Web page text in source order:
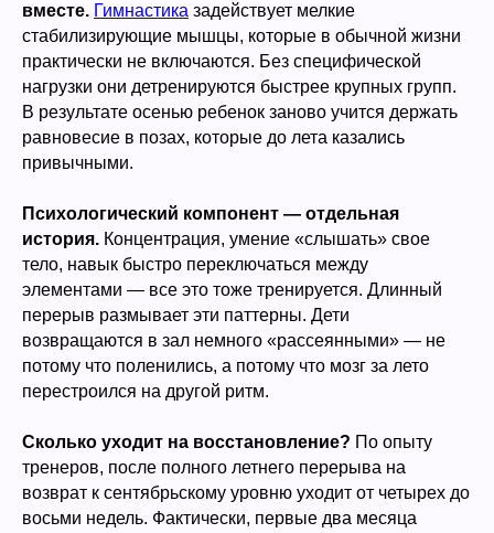
вместе. Гимнастика задействует мелкие
стабилизирующие мышцы, которые в обычной жизни
практически не включаются. Без специфической
нагрузки они детренируются быстрее крупных групп.
В результате осенью ребенок заново учится держать
равновесие в позах, которые до лета казались
привычными.
Психологический компонент — отдельная
история. Концентрация, умение «слышать» свое
тело, навык быстро переключаться между
элементами — все это тоже тренируется. Длинный
перерыв размывает эти паттерны. Дети
возвращаются в зал немного «рассеянными» — не
потому что поленились, а потому что мозг за лето
перестроился на другой ритм.
Сколько уходит на восстановление? По опыту
тренеров, после полного летнего перерыва на
возврат к сентябрьскому уровню уходит от четырех до
восьми недель. Фактически, первые два месяца